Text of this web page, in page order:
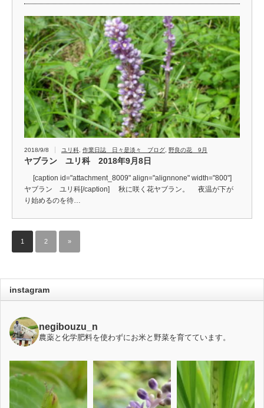
2018/9/8 ユリ科 作業日誌 日々是淡々 ブログ 野良の花 9月
ヤブラン ユリ科 2018年9月8日
[caption id="attachment_8009" align="alignnone" width="800"]
ヤブラン ユリ科[/caption] 秋に咲く花ヤブラン。 夜温が下が
り始めるのを待…
1 2 »
instagram
negibouzu_n
農薬と化学肥料を使わずにお米と野菜を育てています。